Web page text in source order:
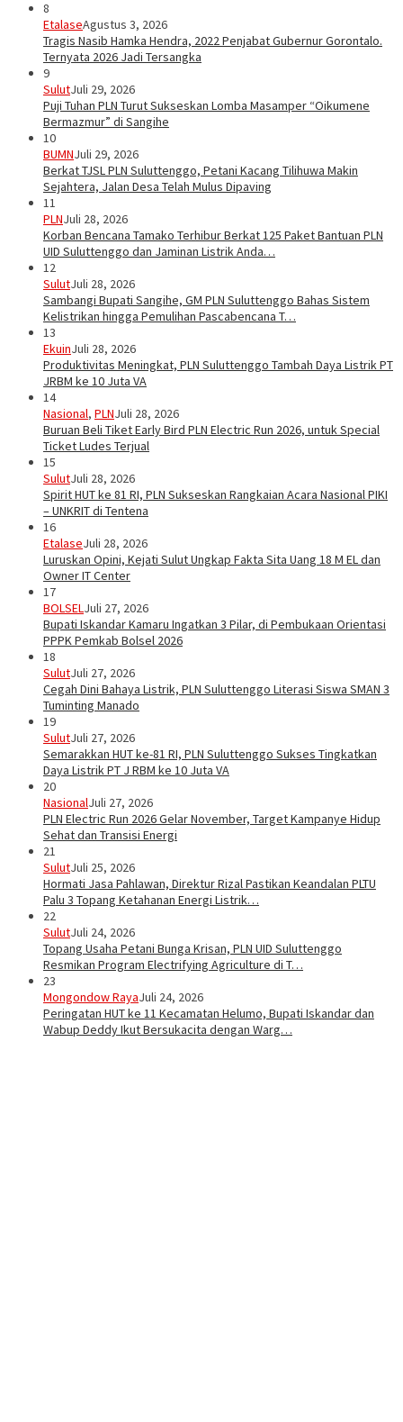
8
EtalaseAgustus 3, 2026
Tragis Nasib Hamka Hendra, 2022 Penjabat Gubernur Gorontalo.
Ternyata 2026 Jadi Tersangka
9
SulutJuli 29, 2026
Puji Tuhan PLN Turut Sukseskan Lomba Masamper “Oikumene
Bermazmur” di Sangihe
10
BUMNJuli 29, 2026
Berkat TJSL PLN Suluttenggo, Petani Kacang Tilihuwa Makin
Sejahtera, Jalan Desa Telah Mulus Dipaving
11
PLNJuli 28, 2026
Korban Bencana Tamako Terhibur Berkat 125 Paket Bantuan PLN
UID Suluttenggo dan Jaminan Listrik Anda…
12
SulutJuli 28, 2026
Sambangi Bupati Sangihe, GM PLN Suluttenggo Bahas Sistem
Kelistrikan hingga Pemulihan Pascabencana T…
13
EkuinJuli 28, 2026
Produktivitas Meningkat, PLN Suluttenggo Tambah Daya Listrik PT
JRBM ke 10 Juta VA
14
Nasional, PLNJuli 28, 2026
Buruan Beli Tiket Early Bird PLN Electric Run 2026, untuk Special
Ticket Ludes Terjual
15
SulutJuli 28, 2026
Spirit HUT ke 81 RI, PLN Sukseskan Rangkaian Acara Nasional PIKI
– UNKRIT di Tentena
16
EtalaseJuli 28, 2026
Luruskan Opini, Kejati Sulut Ungkap Fakta Sita Uang 18 M EL dan
Owner IT Center
17
BOLSELJuli 27, 2026
Bupati Iskandar Kamaru Ingatkan 3 Pilar, di Pembukaan Orientasi
PPPK Pemkab Bolsel 2026
18
SulutJuli 27, 2026
Cegah Dini Bahaya Listrik, PLN Suluttenggo Literasi Siswa SMAN 3
Tuminting Manado
19
SulutJuli 27, 2026
Semarakkan HUT ke-81 RI, PLN Suluttenggo Sukses Tingkatkan
Daya Listrik PT J RBM ke 10 Juta VA
20
NasionalJuli 27, 2026
PLN Electric Run 2026 Gelar November, Target Kampanye Hidup
Sehat dan Transisi Energi
21
SulutJuli 25, 2026
Hormati Jasa Pahlawan, Direktur Rizal Pastikan Keandalan PLTU
Palu 3 Topang Ketahanan Energi Listrik…
22
SulutJuli 24, 2026
Topang Usaha Petani Bunga Krisan, PLN UID Suluttenggo
Resmikan Program Electrifying Agriculture di T…
23
Mongondow RayaJuli 24, 2026
Peringatan HUT ke 11 Kecamatan Helumo, Bupati Iskandar dan
Wabup Deddy Ikut Bersukacita dengan Warg…